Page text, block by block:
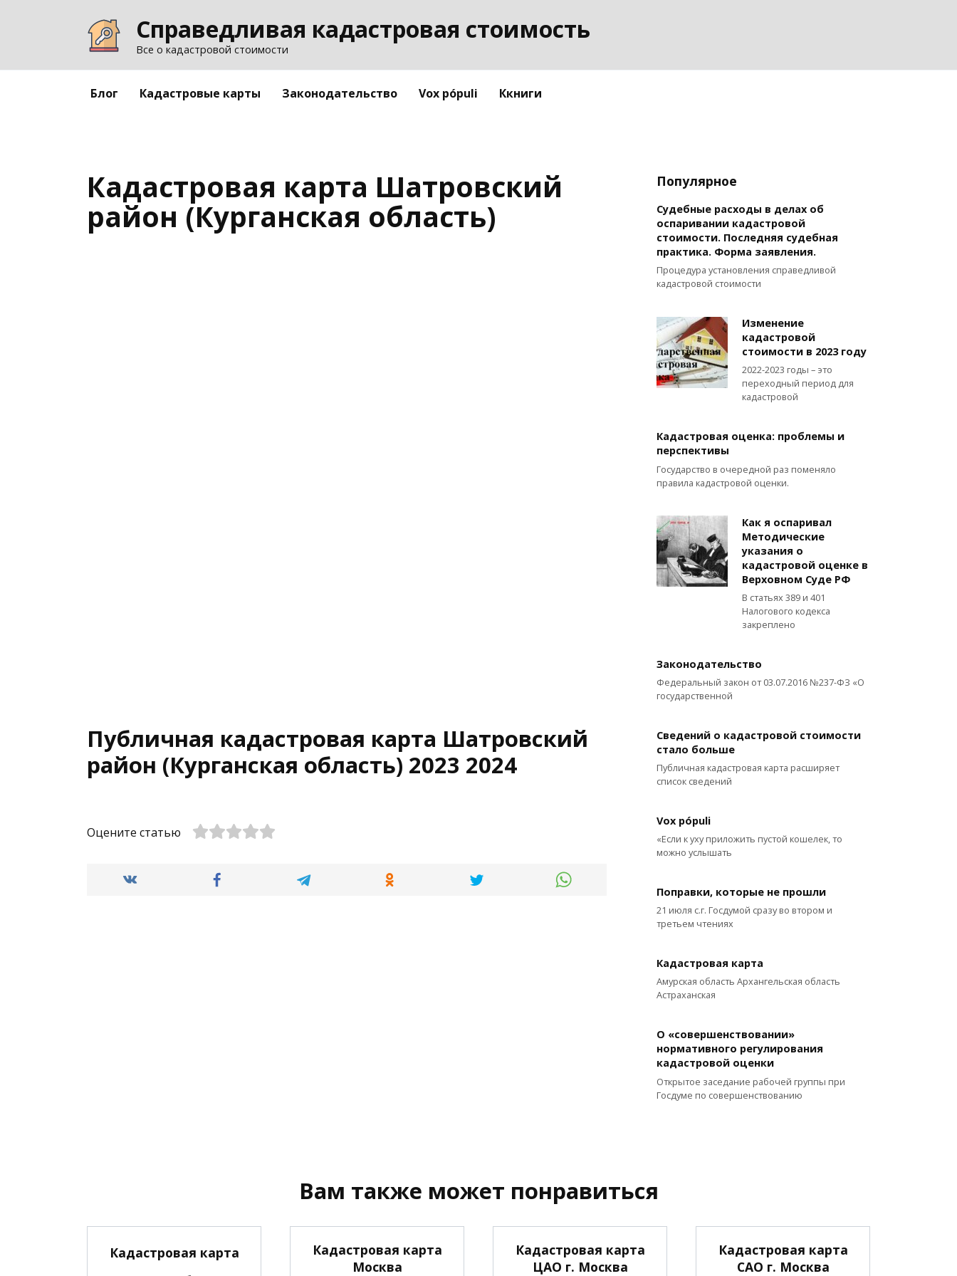
Справедливая кадастровая стоимость
Все о кадастровой стоимости
Блог Кадастровые карты Законодательство Vox pópuli Ккниги
Кадастровая карта Шатровский
район (Курганская область)
Публичная кадастровая карта Шатровский
район (Курганская область) 2023 2024
Оцените статью
Популярное
Судебные расходы в делах об
оспаривании кадастровой
стоимости. Последняя судебная
практика. Форма заявления.
Процедура установления справедливой
кадастровой стоимости
Изменение
кадастровой
стоимости в 2023 году
2022-2023 годы – это
переходный период для
кадастровой
Кадастровая оценка: проблемы и
перспективы
Государство в очередной раз поменяло
правила кадастровой оценки.
Как я оспаривал
Методические
указания о
кадастровой оценке в
Верховном Суде РФ
В статьях 389 и 401
Налогового кодекса
закреплено
Законодательство
Федеральный закон от 03.07.2016 №237-ФЗ «О
государственной
Сведений о кадастровой стоимости
стало больше
Публичная кадастровая карта расширяет
список сведений
Vox pópuli
«Если к уху приложить пустой кошелек, то
можно услышать
Поправки, которые не прошли
21 июля с.г. Госдумой сразу во втором и
третьем чтениях
Кадастровая карта
Амурская область Архангельская область
Астраханская
О «совершенствовании»
нормативного регулирования
кадастровой оценки
Открытое заседание рабочей группы при
Госдуме по совершенствованию
Вам также может понравиться
Кадастровая карта
Кадастровая карта
Москва
Кадастровая карта
ЦАО г. Москва
Кадастровая карта
САО г. Москва